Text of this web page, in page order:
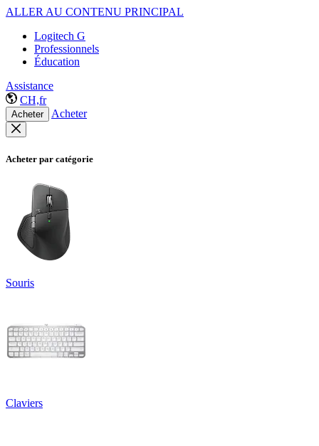
ALLER AU CONTENU PRINCIPAL
Logitech G
Professionnels
Éducation
Assistance
CH,fr
Acheter Acheter
Acheter par catégorie
Souris
Claviers